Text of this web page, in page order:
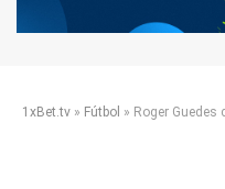
1xBet.tv » Fútbol » Roger Guedes confirma